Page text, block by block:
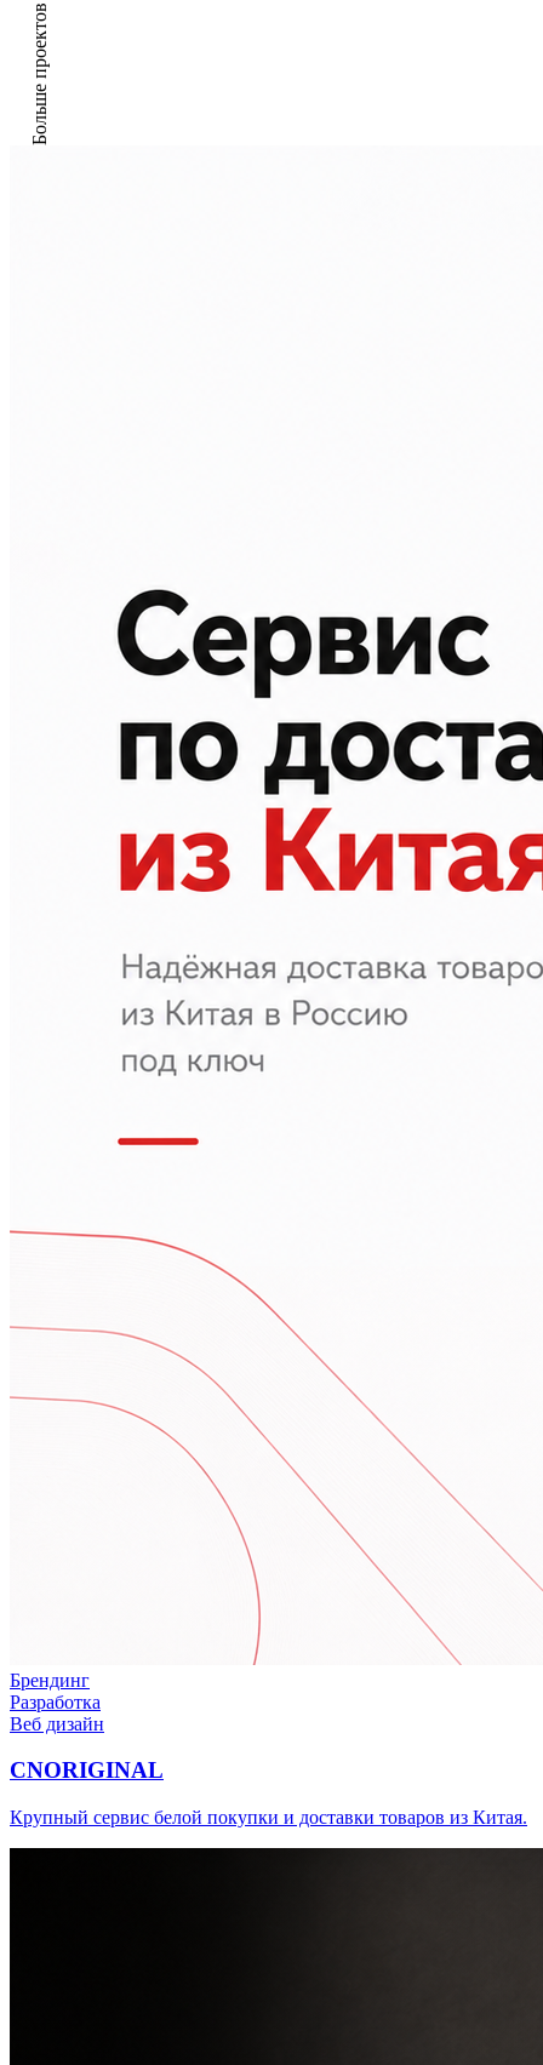
Больше проектов
Брендинг
Разработка
Веб дизайн
CNORIGINAL
Крупный сервис белой покупки и доставки товаров из Китая.